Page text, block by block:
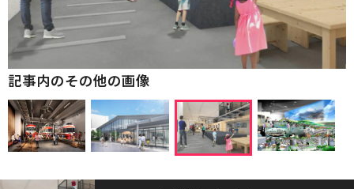
記事内のその他の画像